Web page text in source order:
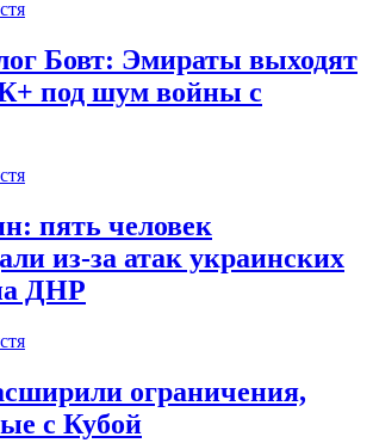
Бовт: Эмираты выходят
под шум войны с
пять человек
из-за атак украинских
ДНР
ограничения,
с Кубой